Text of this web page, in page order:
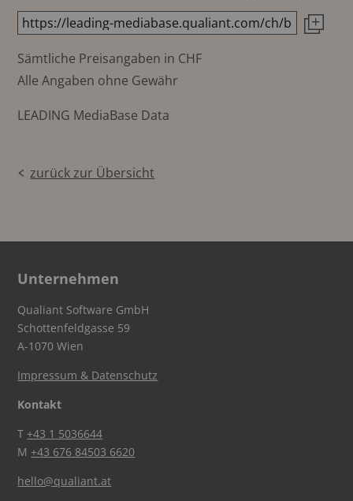
Sämtliche Preisangaben in CHF
Alle Angaben ohne Gewähr
LEADING MediaBase Data
zurück zur Übersicht
Unternehmen
Qualiant Software GmbH
Schottenfeldgasse 59
A-1070 Wien
Impressum & Datenschutz
Kontakt
T+43 1 5036644
M+43 676 84503 6620
hello@qualiant.at